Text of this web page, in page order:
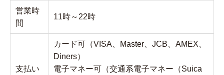
営業時
間
11時～22時
支払い
カード可（VISA、Master、JCB、AMEX、
Diners）
電子マネー可（交通系電子マネー（Suica